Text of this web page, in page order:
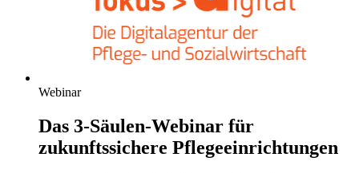
Webinar
Das 3-Säulen-Webinar für
zukunftssichere Pflegeeinrichtungen